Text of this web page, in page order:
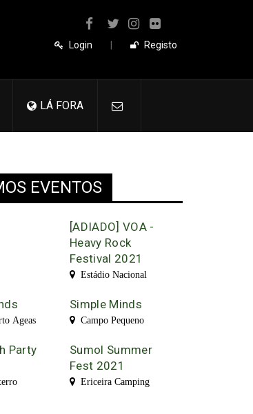
Login Registo
LÁ FORA
EVENTOS
[ADIADO] VOA -
Heavy Rock
Festival 2021
Estádio Nacional
Ageas
Simple Minds
Campo Pequeno
Party
Sumol Summer
Fest 2021
Ericeira Camping